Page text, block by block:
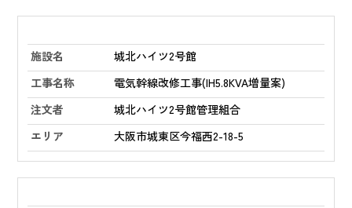
城北ハイツ2号館
電気幹線改修工事(IH5.8KVA増量案)
城北ハイツ2号館管理組合
大阪市城東区今福西2-18-5